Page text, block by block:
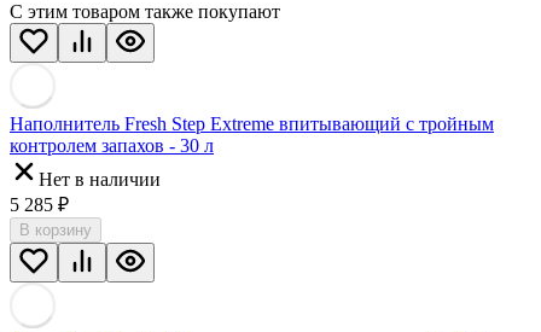
С этим товаром также покупают
Наполнитель Fresh Step Extreme впитывающий с тройным
контролем запахов - 30 л
Нет в наличии
5 285 ₽
В корзину